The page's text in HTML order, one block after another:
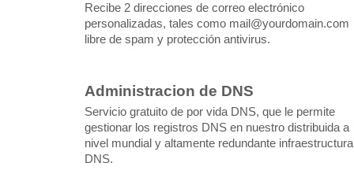
Recibe 2 direcciones de correo electrónico
personalizadas, tales como mail@yourdomain.com
libre de spam y protección antivirus.
Administracion de DNS
Servicio gratuito de por vida DNS, que le permite
gestionar los registros DNS en nuestro distribuida a
nivel mundial y altamente redundante infraestructura
DNS.